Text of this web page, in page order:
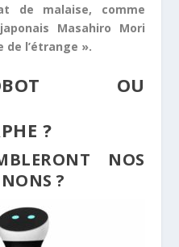
de malaise, comme
Masahiro Mori
de l’étrange ».
ROBOT OU
?
NOS
?